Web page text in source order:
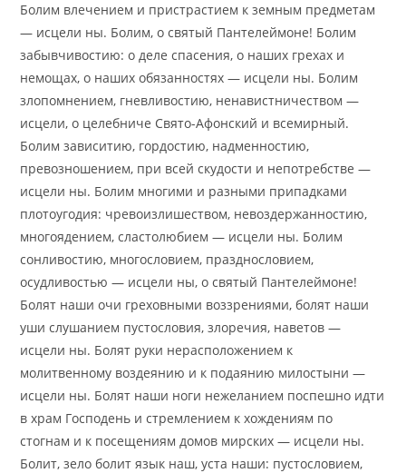
Болим влечением и пристрастием к земным предметам
— исцели ны. Болим, о святый Пантелеймоне! Болим
забывчивостию: о деле спасения, о наших грехах и
немощах, о наших обязанностях — исцели ны. Болим
злопомнением, гневливостию, ненавистничеством —
исцели, о целебниче Свято-Афонский и всемирный.
Болим зависитию, гордостию, надменностию,
превозношением, при всей скудости и непотребстве —
исцели ны. Болим многими и разными припадками
плотоугодия: чревоизлишеством, невоздержанностию,
многоядением, сластолюбием — исцели ны. Болим
сонливостию, многословием, празднословием,
осудливостью — исцели ны, о святый Пантелеймоне!
Болят наши очи греховными воззрениями, болят наши
уши слушанием пустословия, злоречия, наветов —
исцели ны. Болят руки нерасположением к
молитвенному воздеянию и к подаянию милостыни —
исцели ны. Болят наши ноги нежеланием поспешно идти
в храм Господень и стремлением к хождениям по
стогнам и к посещениям домов мирских — исцели ны.
Болит, зело болит язык наш, уста наши: пустословием,